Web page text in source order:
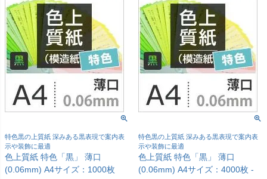
特色黒の上質紙 深みある黒表現で案内表
示や装飾に最適
色上質紙 特色「黒」 薄口
(0.06mm) A4サイズ：1000枚
特色黒の上質紙 深みある黒表現で案内表
示や装飾に最適
色上質紙 特色「黒」 薄口
(0.06mm) A4サイズ：4000枚 -